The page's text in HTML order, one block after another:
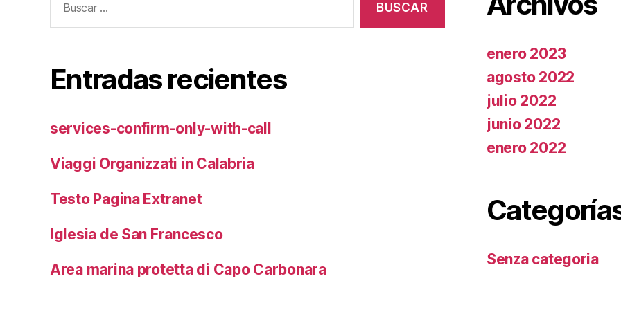
Entradas recientes
services-confirm-only-with-call
Viaggi Organizzati in Calabria
Testo Pagina Extranet
Iglesia de San Francesco
Area marina protetta di Capo Carbonara
enero 2023
agosto 2022
julio 2022
junio 2022
enero 2022
Senza categoria